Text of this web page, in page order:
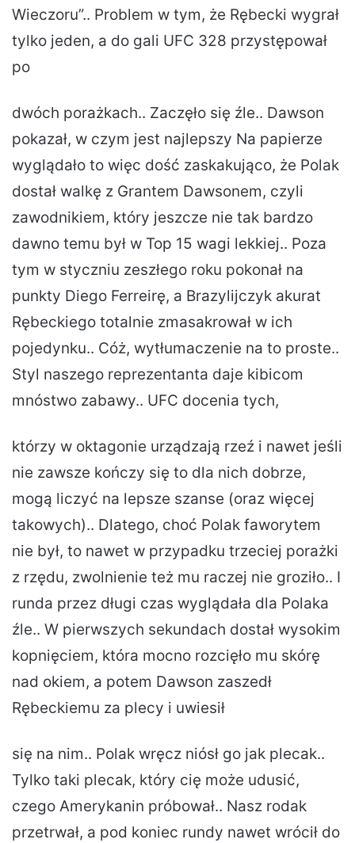
Wieczoru”.. Problem w tym, że Rębecki wygrał
tylko jeden, a do gali UFC 328 przystępował
po
dwóch porażkach.. Zaczęło się źle.. Dawson
pokazał, w czym jest najlepszy Na papierze
wyglądało to więc dość zaskakująco, że Polak
dostał walkę z Grantem Dawsonem, czyli
zawodnikiem, który jeszcze nie tak bardzo
dawno temu był w Top 15 wagi lekkiej.. Poza
tym w styczniu zeszłego roku pokonał na
punkty Diego Ferreirę, a Brazylijczyk akurat
Rębeckiego totalnie zmasakrował w ich
pojedynku.. Cóż, wytłumaczenie na to proste..
Styl naszego reprezentanta daje kibicom
mnóstwo zabawy.. UFC docenia tych,
którzy w oktagonie urządzają rzeź i nawet jeśli
nie zawsze kończy się to dla nich dobrze,
mogą liczyć na lepsze szanse (oraz więcej
takowych).. Dlatego, choć Polak faworytem
nie był, to nawet w przypadku trzeciej porażki
z rzędu, zwolnienie też mu raczej nie groziło.. I
runda przez długi czas wyglądała dla Polaka
źle.. W pierwszych sekundach dostał wysokim
kopnięciem, która mocno rozcięło mu skórę
nad okiem, a potem Dawson zaszedł
Rębeckiemu za plecy i uwiesił
się na nim.. Polak wręcz niósł go jak plecak..
Tylko taki plecak, który cię może udusić,
czego Amerykanin próbował.. Nasz rodak
przetrwał, a pod koniec rundy nawet wrócił do